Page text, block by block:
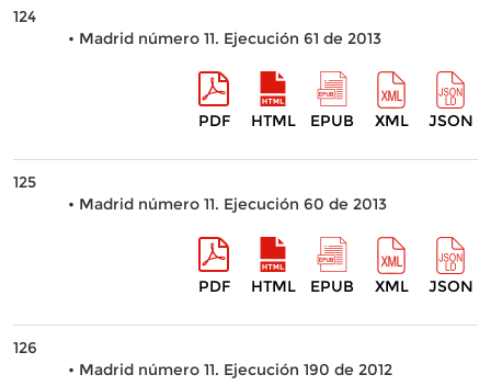
124
• Madrid número 11. Ejecución 61 de 2013
PDF HTML EPUB XML JSON
125
• Madrid número 11. Ejecución 60 de 2013
PDF HTML EPUB XML JSON
126
• Madrid número 11. Ejecución 190 de 2012